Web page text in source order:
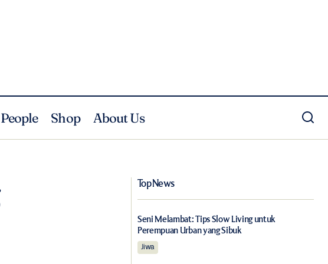
People Shop About Us
Top News
Seni Melambat: Tips Slow Living untuk
Perempuan Urban yang Sibuk
Jiwa